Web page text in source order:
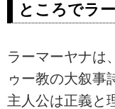
ところでラ
ラーマーヤナは
ゥー教の大叙事
主人公は正義と